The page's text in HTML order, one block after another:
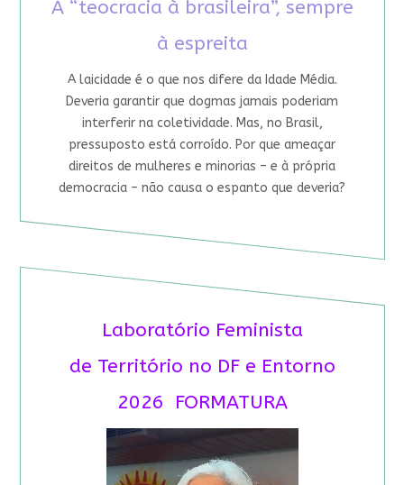
A “teocracia à brasileira”, sempre
à espreita
A laicidade é o que nos difere da Idade Média.
Deveria garantir que dogmas jamais poderiam
interferir na coletividade. Mas, no Brasil,
pressuposto está corroído. Por que ameaçar
direitos de mulheres e minorias – e à própria
democracia – não causa o espanto que deveria?
Laboratório Feminista
de Território no DF e Entorno
2026 FORMATURA